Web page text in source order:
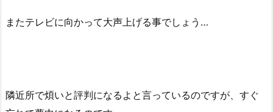
またテレビに向かって大声上げる事でしょう…
隣近所で煩いと評判になるよと言っているのですが、すぐ